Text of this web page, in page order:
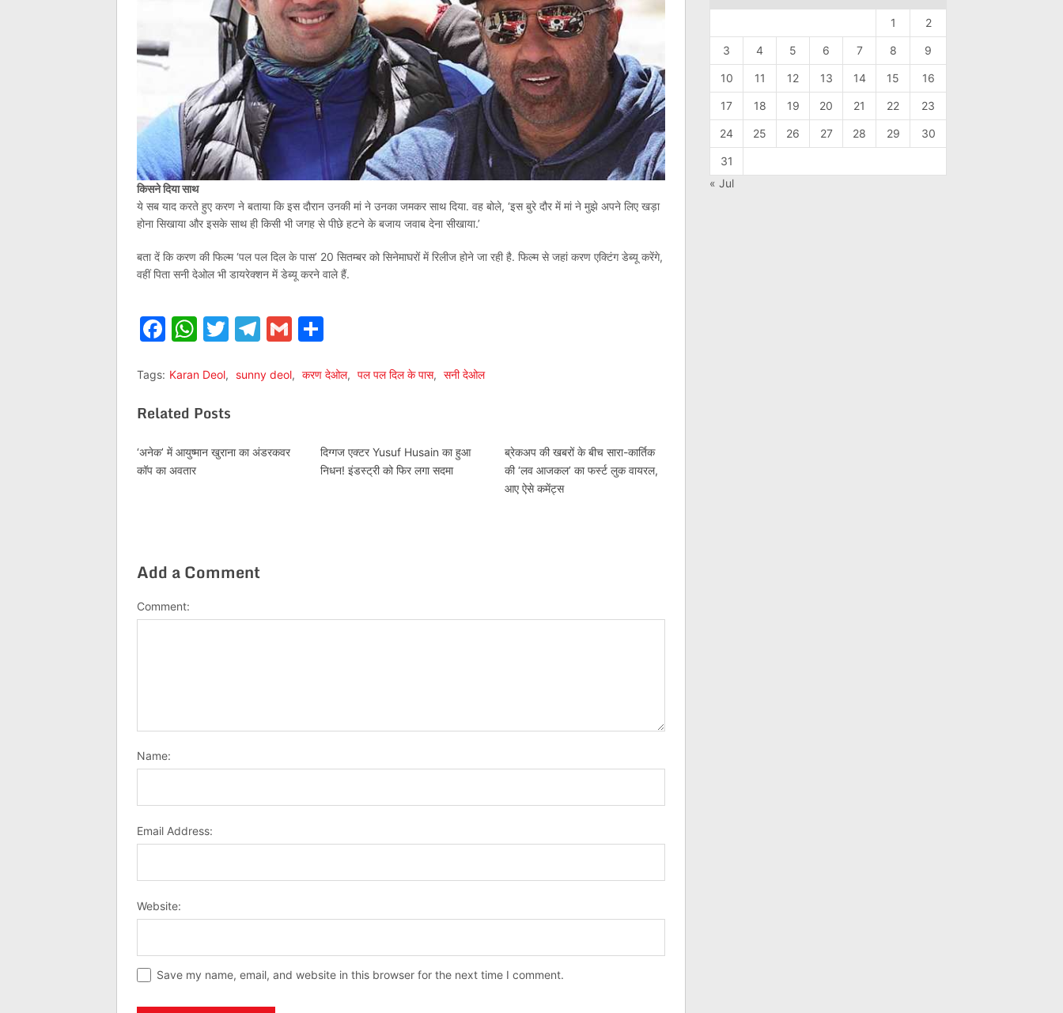
किसने दिया साथ
ये सब याद करते हुए करण ने बताया कि इस दौरान उनकी मां ने उनका जमकर साथ दिया. वह बोले, ‘इस बुरे दौर में मां ने मुझे अपने लिए खड़ा
होना सिखाया और इसके साथ ही किसी भी जगह से पीछे हटने के बजाय जवाब देना सीखाया.’
बता दें कि करण की फिल्म ‘पल पल दिल के पास’ 20 सितम्बर को सिनेमाघरों में रिलीज होने जा रही है. फिल्म से जहां करण एक्टिंग डेब्यू करेंगे,
वहीं पिता सनी देओल भी डायरेक्शन में डेब्यू करने वाले हैं.
Facebook
WhatsApp
Twitter
Telegram
Gmail
Tags: Karan Deol, sunny deol, करण देओल, पल पल दिल के पास, सनी देओल
Related Posts
‘अनेक’ में आयुष्मान खुराना का अंडरकवर
कॉप का अवतार
दिग्गज एक्टर Yusuf Husain का हुआ
निधन! इंडस्ट्री को फिर लगा सदमा
ब्रेकअप की खबरों के बीच सारा-कार्तिक
की ‘लव आजकल’ का फर्स्ट लुक वायरल,
आए ऐसे कमेंट्स
Add a Comment
Comment:
Name:
Email Address:
Website:
Save my name, email, and website in this browser for the next time I comment.
1 2
3 4 5 6 7 8 9
10 11 12 13 14 15 16
17 18 19 20 21 22 23
24 25 26 27 28 29 30
31
« Jul